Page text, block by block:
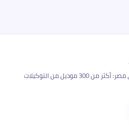
بوابة أسعار السيارات الجديدة في مصر: أكثر من 300 موديل من التوكيلات